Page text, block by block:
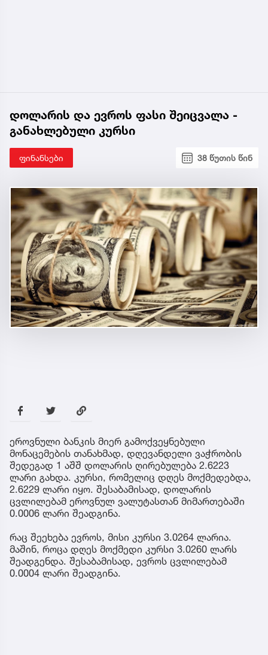
დოლარის და ევროს ფასი შეიცვალა -
განახლებული კურსი
ფინანსები 38 წუთის წინ
ეროვნული ბანკის მიერ გამოქვეყნებული
მონაცემების თანახმად, დღევანდელი ვაჭრობის
შედეგად 1 აშშ დოლარის ღირებულება 2.6223
ლარი გახდა. კურსი, რომელიც დღეს მოქმედებდა,
2.6229 ლარი იყო. შესაბამისად, დოლარის
ცვლილებამ ეროვნულ ვალუტასთან მიმართებაში
0.0006 ლარი შეადგინა.
რაც შეეხება ევროს, მისი კურსი 3.0264 ლარია.
მაშინ, როცა დღეს მოქმედი კურსი 3.0260 ლარს
შეადგენდა. შესაბამისად, ევროს ცვლილებამ
0.0004 ლარი შეადგინა.